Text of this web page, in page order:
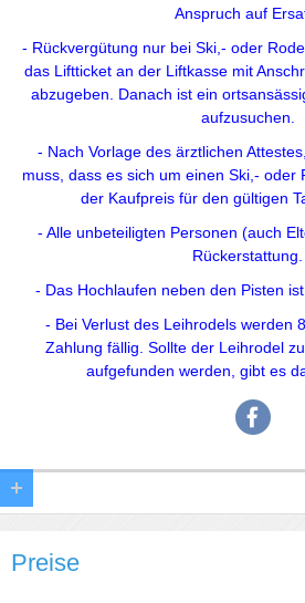
Anspruch auf
- Rückvergütung nur bei Ski,- oder
das Liftticket an der Liftkasse mit
abzugeben. Danach ist ein
aufzusuchen.
- Nach Vorlage des ärztlichen
muss, dass es sich um einen Ski,- oder
der Kaufpreis für den gültigen
- Alle unbeteiligten Personen (auch
Rückerstattung.
- Das Hochlaufen neben den Pisten
- Bei Verlust des Leihrodels werden
Zahlung fällig. Sollte der Leihrodel
aufgefunden werden, gibt es
Preise